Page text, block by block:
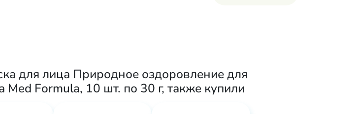
для лица Природное оздоровление для
Formula, 10 шт. по 30 г, также купили